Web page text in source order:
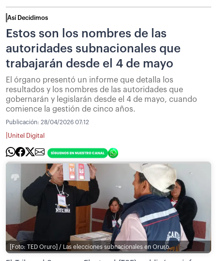
Así Decidimos
Estos son los nombres de las
autoridades subnacionales que
trabajarán desde el 4 de mayo
El órgano presentó un informe que detalla los
resultados y los nombres de las autoridades que
gobernarán y legislarán desde el 4 de mayo, cuando
comience la gestión de cinco años.
Publicación: 28/04/2026 07:12
Unitel Digital
[Foto: TED Oruro] / Las elecciones subnacionales en Oruro.